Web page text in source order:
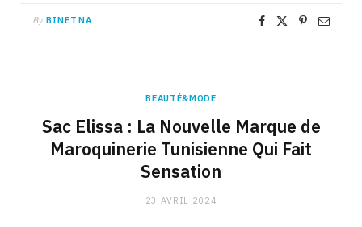
By BINETNA
BEAUTÉ&MODE
Sac Elissa : La Nouvelle Marque de
Maroquinerie Tunisienne Qui Fait
Sensation
23 AVRIL 2024